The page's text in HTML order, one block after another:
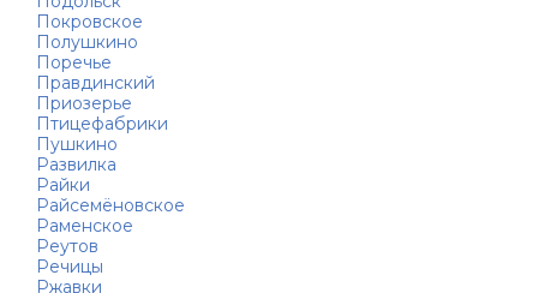
Покровское
Полушкино
Поречье
Правдинский
Приозерье
Птицефабрики
Пушкино
Развилка
Райки
Райсемёновское
Раменское
Реутов
Речицы
Ржавки